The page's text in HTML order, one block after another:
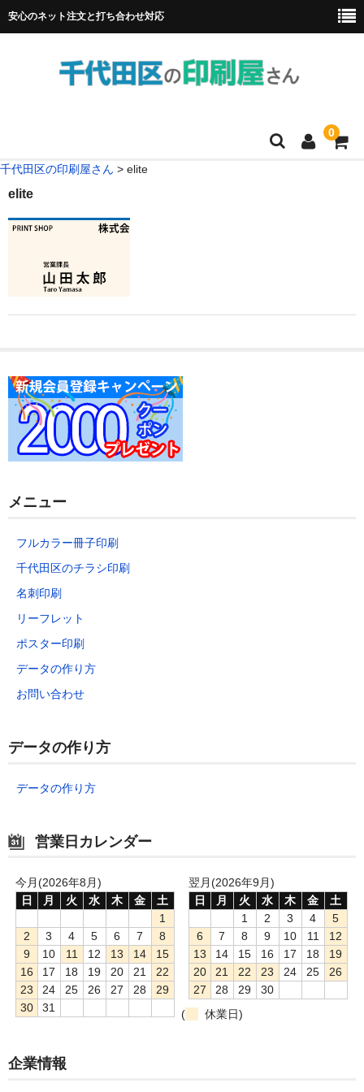
安心のネット注文と打ち合わせ対応
0
フルカラー冊子印刷
リーフレット
データの作り方
お問い合わせ
千代田区の印刷屋さん > elite
elite
メニュー
フルカラー冊子印刷
千代田区のチラシ印刷
名刺印刷
リーフレット
ポスター印刷
データの作り方
お問い合わせ
データの作り方
データの作り方
営業日カレンダー
今月(2026年8月)
日
月 火 水 木 金
土
1
2
3 4 5 6 7
8
9
10 11 12 13 14
15
16
17 18 19 20 21
22
23
24 25 26 27 28
29
30
31
翌月(2026年9月)
日
月 火 水 木 金
土
1
2 3 4
5
6
7 8 9 10 11
12
13
14 15 16 17 18
19
20
21 22 23 24 25
26
27
28 29
30
(
休業日)
企業情報